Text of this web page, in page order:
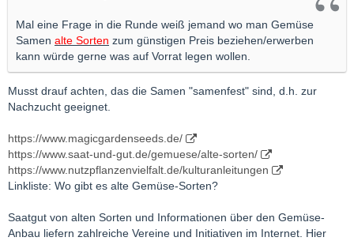
Mal eine Frage in die Runde weiß jemand wo man Gemüse
Samen alte Sorten zum günstigen Preis beziehen/erwerben
kann würde gerne was auf Vorrat legen wollen.
Musst drauf achten, das die Samen "samenfest" sind, d.h. zur
Nachzucht geeignet.
https://www.magicgardenseeds.de/
https://www.saat-und-gut.de/gemuese/alte-sorten/
https://www.nutzpflanzenvielfalt.de/kulturanleitungen
Linkliste: Wo gibt es alte Gemüse-Sorten?
Saatgut von alten Sorten und Informationen über den Gemüse-
Anbau liefern zahlreiche Vereine und Initiativen im Internet. Hier